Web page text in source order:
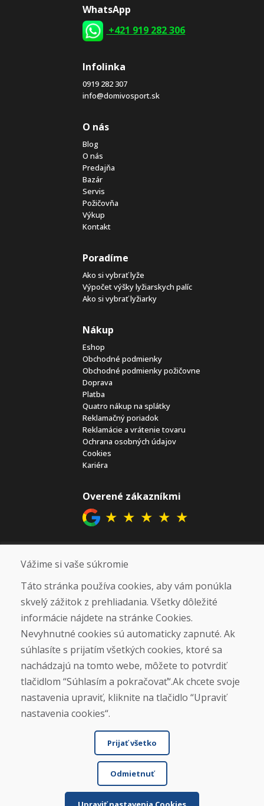
WhatsApp
+421 919 282 306
Infolinka
0919 282 307
info@domivosport.sk
O nás
Blog
O nás
Predajňa
Bazár
Servis
Požičovňa
Výkup
Kontakt
Poradíme
Ako si vybrať lyže
Výpočet výšky lyžiarskych palíc
Ako si vybrať lyžiarky
Nákup
Eshop
Obchodné podmienky
Obchodné podmienky požičovne
Doprava
Platba
Quatro nákup na splátky
Reklamačný poriadok
Reklamácie a vrátenie tovaru
Ochrana osobných údajov
Cookies
Kariéra
Overené zákazníkmi
★ ★ ★ ★ ★
Otváracie hodiny
ZIMNÁ SEZÓNA 2025/2026 JE
UKONČENÁ. ĎAKUJEME VÁM ZA
PRIAZEŇ A TEŠÍME SA NA VÁS OPÄŤ
OD 14. 9. 2026.
Nájsť na Google mape
Vážime si vaše súkromie
Táto stránka používa cookies, aby vám ponúkla
skvelý zážitok z prehliadania. Všetky dôležité
informácie nájdete na stránke Cookies.
Nevyhnutné cookies sú automaticky zapnuté. Ak
súhlasíte s prijatím všetkých cookies, ktoré sa
nachádzajú na tomto webe, môžete to potvrdiť
tlačidlom “Súhlasím a pokračovať“.Ak chcete svoje
nastavenia upraviť, kliknite na tlačidlo “Upraviť
nastavenia cookies“.
Prijať všetko
Odmietnuť